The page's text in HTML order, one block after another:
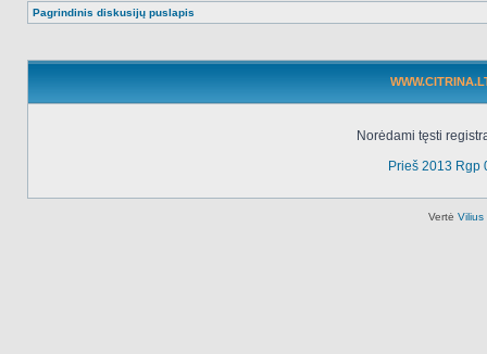
Pagrindinis diskusijų puslapis
Norėdami tęsti
Prieš 2013 Rgp
Vertė Vilius